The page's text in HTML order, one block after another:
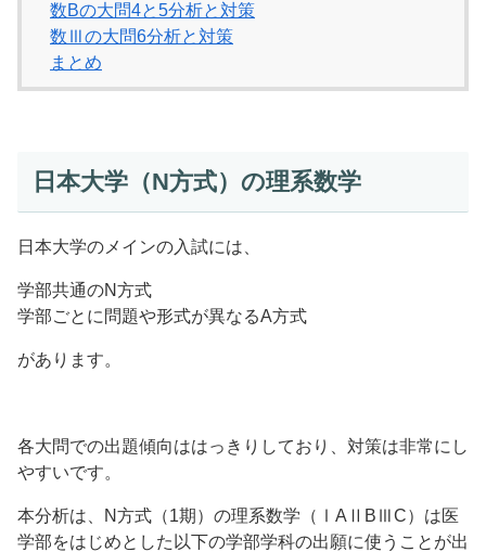
数Bの大問4と5分析と対策
数Ⅲの大問6分析と対策
まとめ
日本大学（N方式）の理系数学
日本大学のメインの入試には、
学部共通のN方式
学部ごとに問題や形式が異なるA方式
があります。
各大問での出題傾向ははっきりしており、対策は非常にし
やすいです。
本分析は、N方式（1期）の理系数学（ⅠAⅡBⅢC）は医
学部をはじめとした以下の学部学科の出願に使うことが出